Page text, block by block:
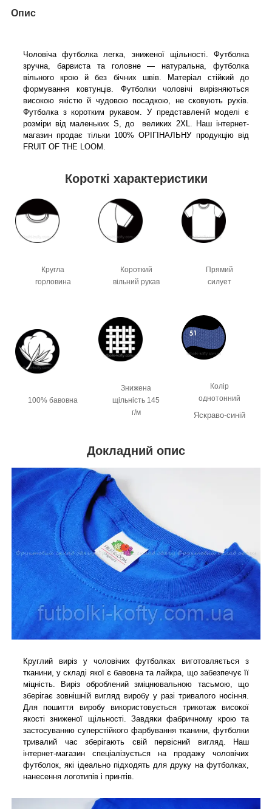
Опис
Чоловіча футболка легка, зниженої щільності. Футболка
зручна, барвиста та головне — натуральна, футболка
вільного крою й без бічних швів. Матеріал стійкий до
формування ковтунців. Футболки чоловічі вирізняються
високою якістю й чудовою посадкою, не сковують рухів.
Футболка з коротким рукавом. У представленій моделі є
розміри від маленьких S, до великих 2XL. Наш інтернет-
магазин продає тільки 100% ОРІГІНАЛЬНУ продукцію від
FRUIT OF THE LOOM.
Короткі характеристики
Кругла
горловина
Короткий
вільний рукав
Прямий
силует
100% бавовна
Знижена
щільність 145
г/м
Колір
однотонний
Яскраво-синій
Докладний опис
Круглий виріз у чоловічих футболках виготовляється з
тканини, у складі якої є бавовна та лайкра, що забезпечує її
міцність. Виріз оброблений зміцнювальною тасьмою, що
зберігає зовнішній вигляд виробу у разі тривалого носіння.
Для пошиття виробу використовується трикотаж високої
якості зниженої щільності. Завдяки фабричному крою та
застосуванню суперстійкого фарбування тканини, футболки
тривалий час зберігають свій первісний вигляд. Наш
інтернет-магазин спеціалізується на продажу чоловічих
футболок, які ідеально підходять для друку на футболках,
нанесення логотипів і принтів.